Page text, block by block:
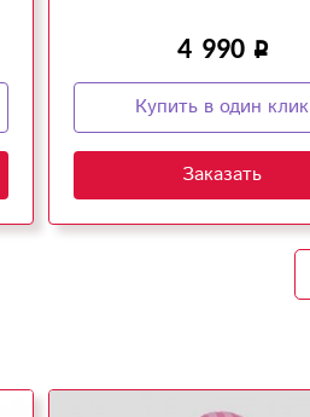
4 990
Купить в один клик
Заказать